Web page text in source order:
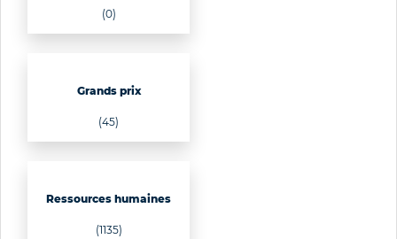
(0)
Grands prix
(45)
Ressources humaines
(1135)